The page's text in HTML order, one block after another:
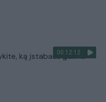
00:12:12
ką įstabaus galima